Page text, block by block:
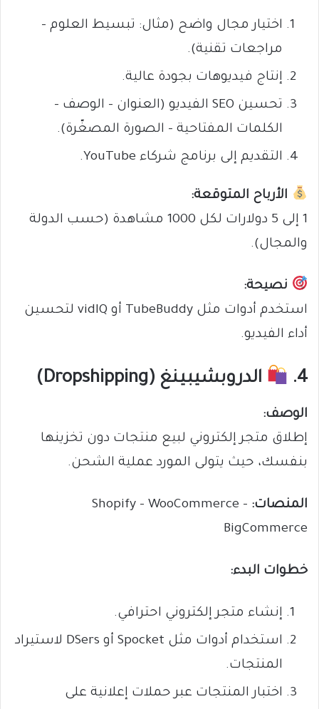
اختيار مجال واضح (مثال: تبسيط العلوم –
مراجعات تقنية).
إنتاج فيديوهات بجودة عالية.
تحسين SEO الفيديو (العنوان – الوصف –
الكلمات المفتاحية – الصورة المصغّرة).
التقديم إلى برنامج شركاء YouTube.
الأرباح المتوقعة:
1 إلى 5 دولارات لكل 1000 مشاهدة (حسب الدولة
والمجال).
نصيحة:
استخدم أدوات مثل TubeBuddy أو vidIQ لتحسين
أداء الفيديو.
4. الدروبشيبينغ (Dropshipping)
الوصف:
إطلاق متجر إلكتروني لبيع منتجات دون تخزينها
بنفسك، حيث يتولى المورد عملية الشحن.
المنصات: Shopify – WooCommerce –
BigCommerce
خطوات البدء:
إنشاء متجر إلكتروني احترافي.
استخدام أدوات مثل Spocket أو DSers لاستيراد
المنتجات.
اختبار المنتجات عبر حملات إعلانية على